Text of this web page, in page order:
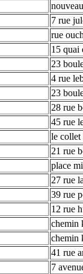
7 rue
rue
15 quai
23
4 rue
23
28 rue
45 rue
le collet
21 rue
place
27 rue
39 rue
12 rue
chemin
chemin
41 rue
7